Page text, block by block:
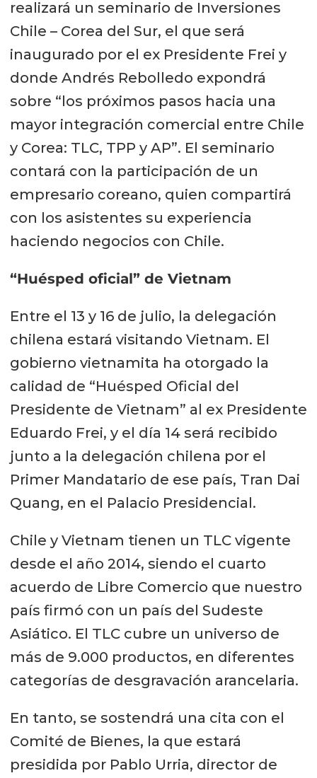
realizará un seminario de Inversiones
Chile – Corea del Sur, el que será
inaugurado por el ex Presidente Frei y
donde Andrés Rebolledo expondrá
sobre “los próximos pasos hacia una
mayor integración comercial entre Chile
y Corea: TLC, TPP y AP”. El seminario
contará con la participación de un
empresario coreano, quien compartirá
con los asistentes su experiencia
haciendo negocios con Chile.
“Huésped oficial” de Vietnam
Entre el 13 y 16 de julio, la delegación
chilena estará visitando Vietnam. El
gobierno vietnamita ha otorgado la
calidad de “Huésped Oficial del
Presidente de Vietnam” al ex Presidente
Eduardo Frei, y el día 14 será recibido
junto a la delegación chilena por el
Primer Mandatario de ese país, Tran Dai
Quang, en el Palacio Presidencial.
Chile y Vietnam tienen un TLC vigente
desde el año 2014, siendo el cuarto
acuerdo de Libre Comercio que nuestro
país firmó con un país del Sudeste
Asiático. El TLC cubre un universo de
más de 9.000 productos, en diferentes
categorías de desgravación arancelaria.
En tanto, se sostendrá una cita con el
Comité de Bienes, la que estará
presidida por Pablo Urria, director de